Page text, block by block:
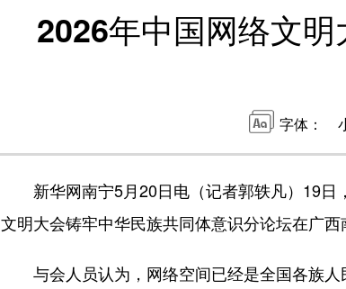
2026年中国网络文
字体：
新华网南宁5月20日电（记者郭轶凡）19日
文明大会铸牢中华民族共同体意识分论坛在广
与会人员认为，网络空间已经是全国各族人